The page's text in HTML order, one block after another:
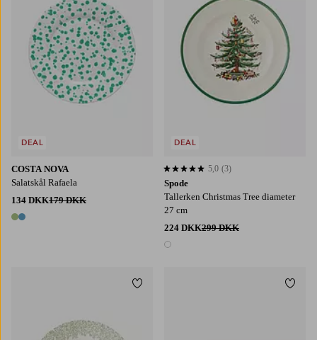
COSTA NOVA
Salatskål Rafaela
134 DKK179 DKK
2 farver
DEAL
Spode
Tallerken Christmas Tree diameter
27 cm
224 DKK299 DKK
1 farve
5,0 baseret på 3 bedømmelser
5,0 (3)
DEAL
Tilføj til favoritter